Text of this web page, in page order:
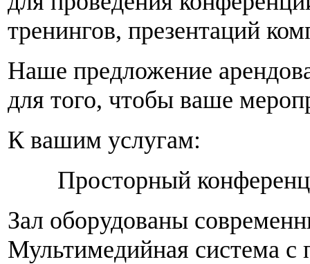
тренингов, презентаций
Наше предложение
для того, чтобы ваше
К вашим услугам:
Просторный конференц-
Зал оборудованы
Мультимедийная система